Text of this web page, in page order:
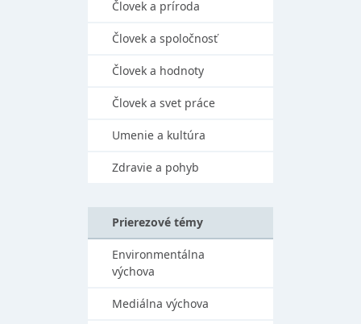
Človek a príroda
Človek a spoločnosť
Človek a hodnoty
Človek a svet práce
Umenie a kultúra
Zdravie a pohyb
Prierezové témy
Environmentálna
výchova
Mediálna výchova